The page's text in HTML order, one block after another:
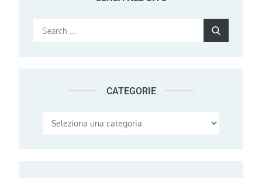
Search
CATEGORIE
Categorie